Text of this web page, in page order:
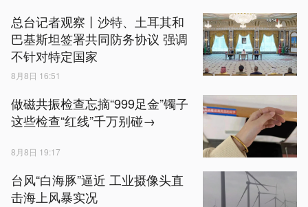
总台记者观察丨沙特、土耳其和
巴基斯坦签署共同防务协议 强调
不针对特定国家
8月8日 16:51
做磁共振检查忘摘“999足金”镯子
这些检查“红线”千万别碰→
8月8日 19:17
台风“白海豚”逼近 工业摄像头直
击海上风暴实况